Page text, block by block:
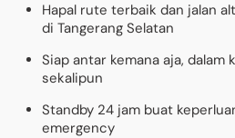
Hapal rute terbaik dan jalan
di Tangerang Selatan
Siap antar kemana aja, dalam
sekalipun
Standby 24 jam buat
emergency